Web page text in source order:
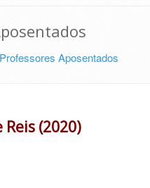
Professores Aposentados
(2020)